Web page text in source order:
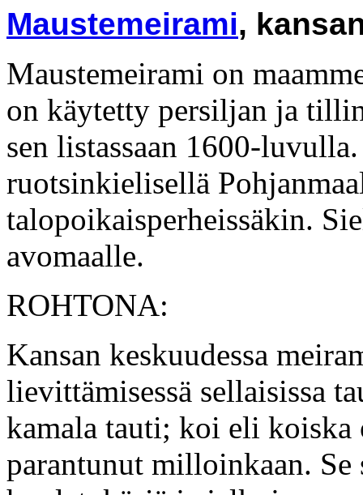
Maustemeirami,
Maustemeirami on
on käytetty persiljan ja
sen listassaan 1600-
ruotsinkielisellä
talopoikaisperheissäkin.
avomaalle.
ROHTONA:
Kansan keskuudessa
lievittämisessä sellaisissa
kamala tauti; koi eli
parantunut milloinkaan.